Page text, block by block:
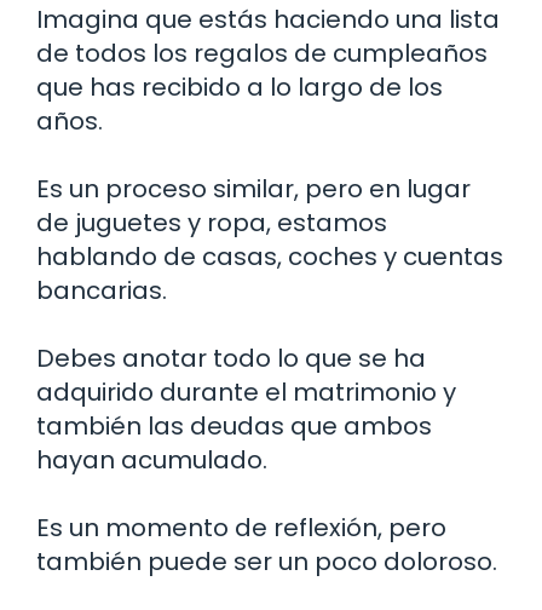
Imagina que estás haciendo una lista
de todos los regalos de cumpleaños
que has recibido a lo largo de los
años.
Es un proceso similar, pero en lugar
de juguetes y ropa, estamos
hablando de casas, coches y cuentas
bancarias.
Debes anotar todo lo que se ha
adquirido durante el matrimonio y
también las deudas que ambos
hayan acumulado.
Es un momento de reflexión, pero
también puede ser un poco doloroso.